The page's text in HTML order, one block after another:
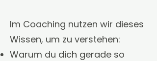
Im Coaching nutzen wir dieses
Wissen, um zu verstehen:
Warum du dich gerade so